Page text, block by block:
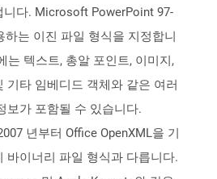
니다. Microsoft PowerPoint 97-
하는 이진 파일 형식을 지정합니
는 텍스트, 총알 포인트, 이미지,
기타 임베디드 객체와 같은 여러
보가 포함될 수 있습니다.
년부터 Office OpenXML을 기
바이너리 파일 형식과 다릅니다.